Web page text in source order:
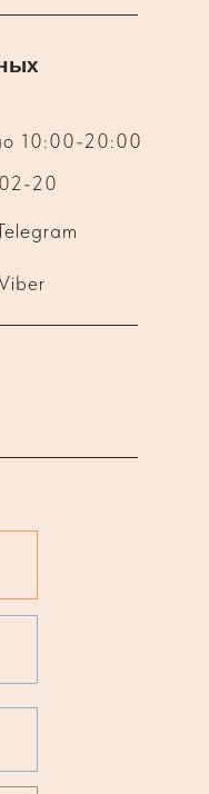
10:00-20:00
20